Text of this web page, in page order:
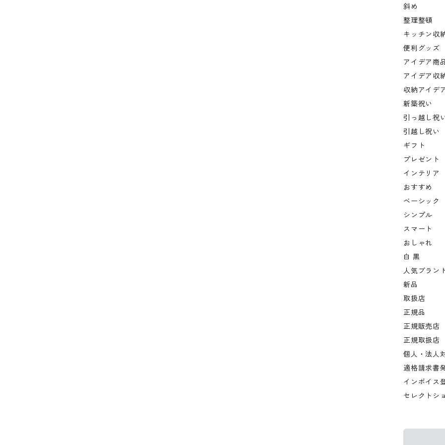
斜め
整理整頓
キッチン収
便利グッズ
アイデア商
アイデア収
収納アイデ
新築祝い
引っ越し祝
引越し祝い
ギフト
プレゼント
インテリア
おすすめ
ベーシック
シンプル
スマート
おしゃれ
白 黒
人気ブラン
新品
取扱店
正規品
正規販売店
正規取扱店
個人・法人
適格請求書
インボイス
セレクトシ